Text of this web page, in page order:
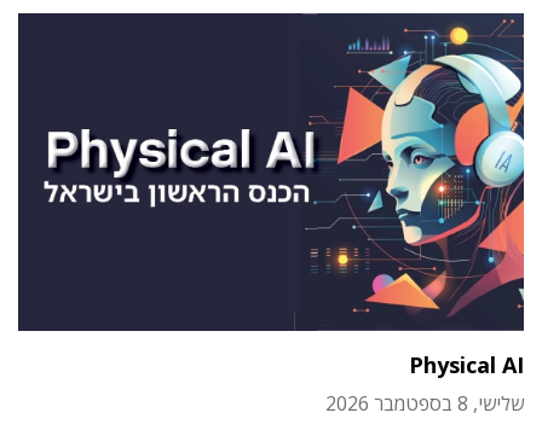
Physical AI
שלישי, 8 בספטמבר 2026